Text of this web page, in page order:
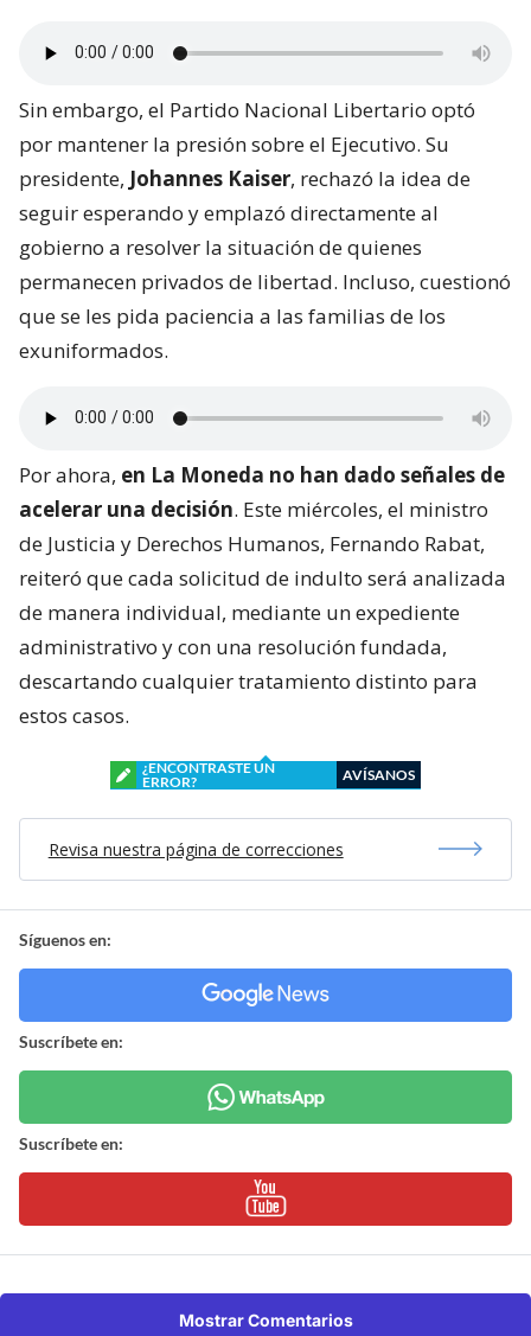
Sin embargo, el Partido Nacional Libertario optó
por mantener la presión sobre el Ejecutivo. Su
presidente, Johannes Kaiser, rechazó la idea de
seguir esperando y emplazó directamente al
gobierno a resolver la situación de quienes
permanecen privados de libertad. Incluso, cuestionó
que se les pida paciencia a las familias de los
exuniformados.
Por ahora, en La Moneda no han dado señales de
acelerar una decisión. Este miércoles, el ministro
de Justicia y Derechos Humanos, Fernando Rabat,
reiteró que cada solicitud de indulto será analizada
de manera individual, mediante un expediente
administrativo y con una resolución fundada,
descartando cualquier tratamiento distinto para
estos casos.
¿ENCONTRASTE UN
ERROR?
AVÍSANOS
Revisa nuestra página de correcciones
Síguenos en:
Suscríbete en:
Suscríbete en:
Mostrar Comentarios